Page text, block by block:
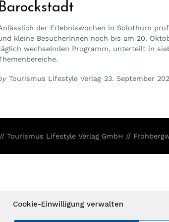
Cookie-Einwilligung verwalten
Barockstadt
der Erlebniswochen in Solothurn
kleine BesucherInnen noch bis am 20.
wechselnden Programm, unterteilt in
Tourismus Lifestyle Verlag 23. September
Tourismus Lifestyle Verlag GmbH //